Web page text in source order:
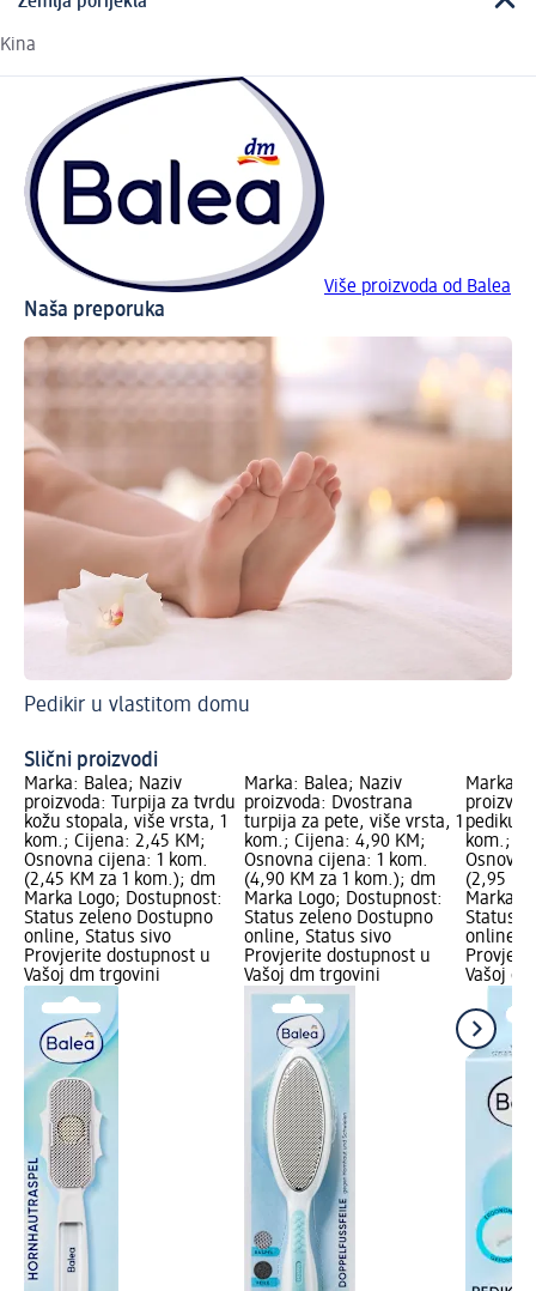
Kina
Više proizvoda od Balea
Naša preporuka
Pedikir u vlastitom domu
Slični proizvodi
Marka: Balea; Naziv
proizvoda: Turpija za tvrdu
kožu stopala, više vrsta, 1
kom.; Cijena: 2,45 KM;
Osnovna cijena: 1 kom.
(2,45 KM za 1 kom.); dm
Marka Logo; Dostupnost:
Status zeleno Dostupno
online, Status sivo
Provjerite dostupnost u
Vašoj dm trgovini
Marka: Balea; Naziv
proizvoda: Dvostrana
turpija za pete, više vrsta, 1
kom.; Cijena: 4,90 KM;
Osnovna cijena: 1 kom.
(4,90 KM za 1 kom.); dm
Marka Logo; Dostupnost:
Status zeleno Dostupno
online, Status sivo
Provjerite dostupnost u
Vašoj dm trgovini
Marka:
kom.;
(2,95
Marka
Status
online,
Vašoj